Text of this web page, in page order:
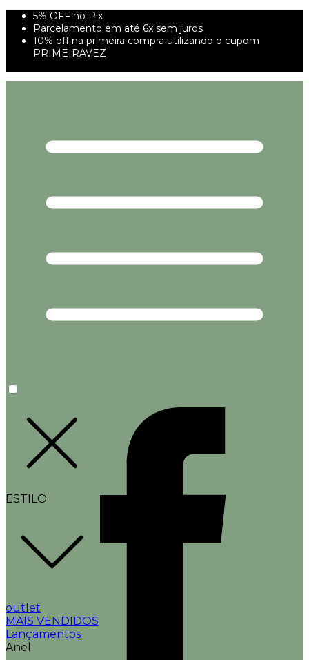
5% OFF no Pix
Parcelamento em até 6x sem juros
10% off na primeira compra utilizando o cupom
PRIMEIRAVEZ
ESTILO
outlet
MAIS VENDIDOS
Lançamentos
Anel